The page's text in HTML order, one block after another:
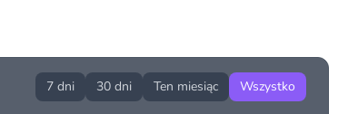
7 dni 30 dni Ten miesiąc Wszystko